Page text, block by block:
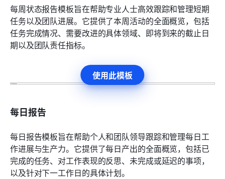
每周状态报告模板旨在帮助专业人士高效跟踪和管理短期
任务以及团队进展。它提供了本周活动的全面概览，包括
任务完成情况、需要改进的具体领域、即将到来的截止日
期以及团队责任指标。
使用此模板
每日报告
每日报告模板旨在帮助个人和团队领导跟踪和管理每日工
作进展与生产力。它提供了每日产出的全面概览，包括已
完成的任务、对工作表现的反思、未完成或延迟的事项，
以及针对下一工作日的具体计划。